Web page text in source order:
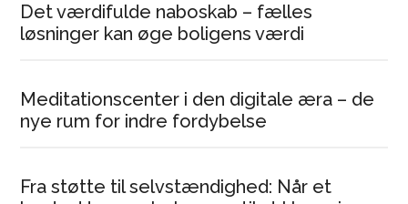
Det værdifulde naboskab – fælles
løsninger kan øge boligens værdi
Meditationscenter i den digitale æra – de
nye rum for indre fordybelse
Fra støtte til selvstændighed: Når et